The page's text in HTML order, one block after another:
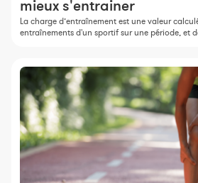
mieux s'entrainer
La charge d’entraînement est une valeur
entraînements d'un sportif sur une période, et